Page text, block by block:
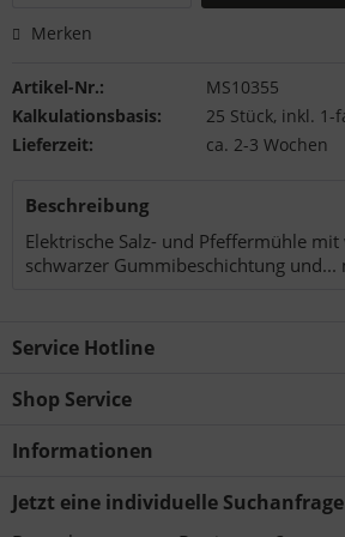
Merken
Artikel-Nr.:
MS10355
Kalkulationsbasis:
25 Stück, inkl.
Lieferzeit:
ca. 2-3 Wochen
Beschreibung
Elektrische Salz- und Pfeffermühle
schwarzer Gummibeschichtung und...
Service Hotline
Shop Service
Informationen
Jetzt eine individuelle